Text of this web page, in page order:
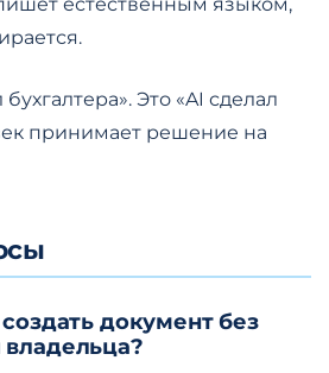
Это «AI сделал
принимает решение на
документ без